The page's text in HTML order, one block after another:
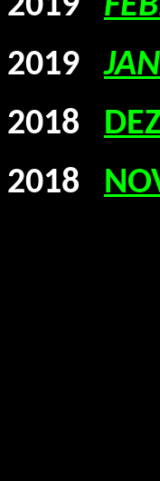
2019
2018
2018